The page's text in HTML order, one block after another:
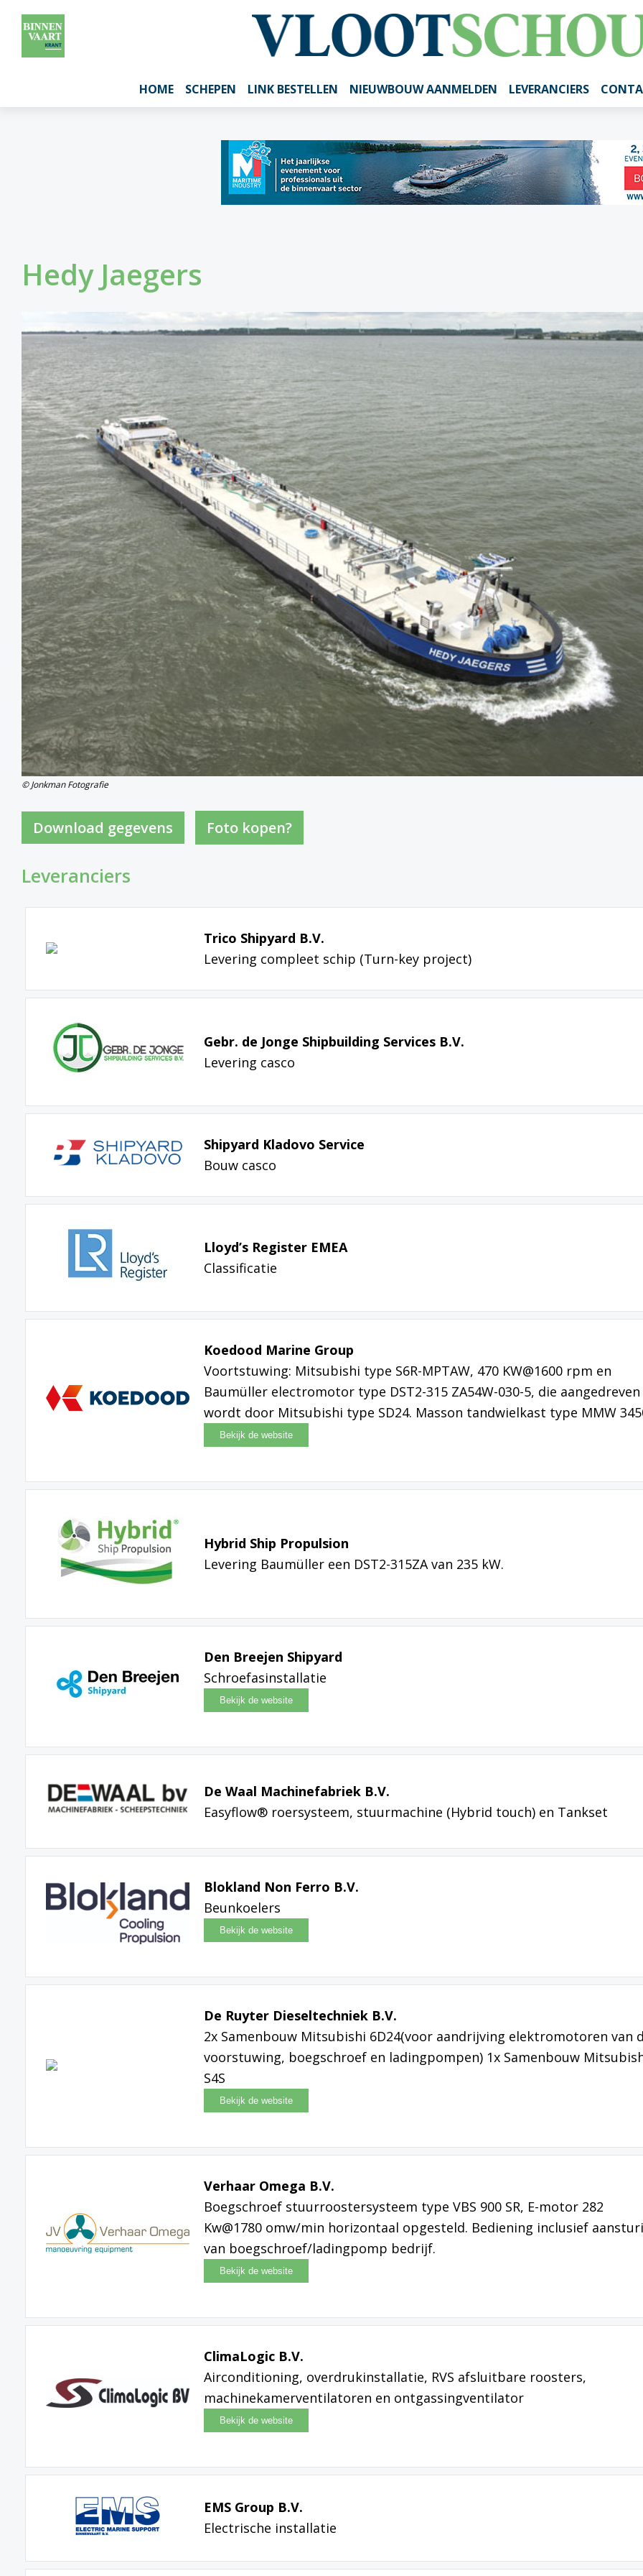
HOME SCHEPEN LINK BESTELLEN NIEUWBOUW AANMELDEN LEVERANCIERS
Hedy Jaegers
© Jonkman Fotografie
Foto kopen?
Leveranciers
Trico Shipyard B.V.
Levering compleet schip (Turn-key project)
Gebr. de Jonge Shipbuilding Services B.V.
Levering casco
Shipyard Kladovo Service
Bouw casco
Lloyd’s Register EMEA
Classificatie
Koedood Marine Group
Voortstuwing: Mitsubishi type S6R-MPTAW, 470 KW@1600 rpm en
Baumüller electromotor type DST2-315 ZA54W-030-5, die aangedreven
wordt door Mitsubishi type SD24. Masson tandwielkast type MMW
Hybrid Ship Propulsion
Levering Baumüller een DST2-315ZA van 235 kW.
Den Breejen Shipyard
Schroefasinstallatie
De Waal Machinefabriek B.V.
Easyflow® roersysteem, stuurmachine (Hybrid touch) en Tankset
Blokland Non Ferro B.V.
Beunkoelers
De Ruyter Dieseltechniek B.V.
2x Samenbouw Mitsubishi 6D24(voor aandrijving elektromotoren van
voorstuwing, boegschroef en ladingpompen) 1x Samenbouw
S4S
Verhaar Omega B.V.
Boegschroef stuurroostersysteem type VBS 900 SR, E-motor 282
Kw@1780 omw/min horizontaal opgesteld. Bediening inclusief
van boegschroef/ladingpomp bedrijf.
ClimaLogic B.V.
Airconditioning, overdrukinstallatie, RVS afsluitbare roosters,
machinekamerventilatoren en ontgassingventilator
EMS Group B.V.
Electrische installatie